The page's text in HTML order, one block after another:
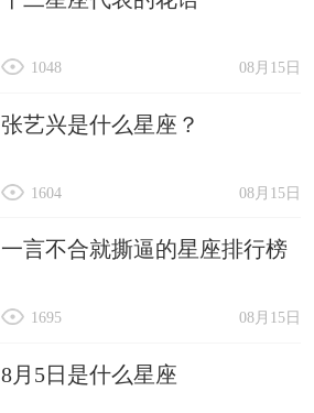
08月15日
1048
张艺兴是什么星座？
08月15日
1604
一言不合就撕逼的星座排行榜
08月15日
1695
8月5日是什么星座